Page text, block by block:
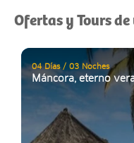
Ofertas y Tours
04 Días / 03 Noches
Máncora, eterno